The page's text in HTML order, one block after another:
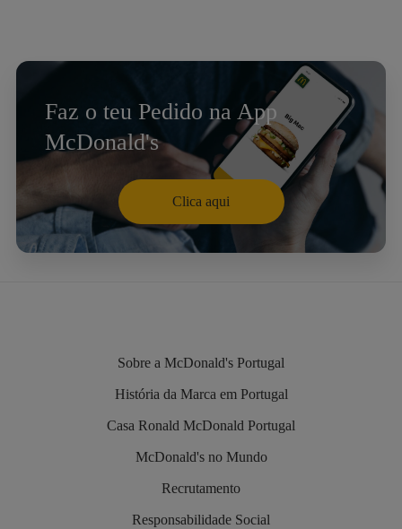
Faz o teu Pedido na App
McDonald's
Clica aqui
Sobre a McDonald's Portugal
História da Marca em Portugal
Casa Ronald McDonald Portugal
McDonald's no Mundo
Recrutamento
Responsabilidade Social